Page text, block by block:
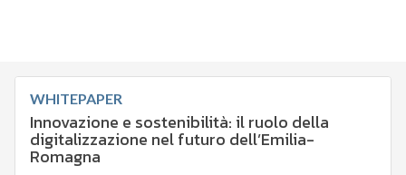
WHITEPAPER
Innovazione e sostenibilità: il ruolo della
digitalizzazione nel futuro dell’Emilia-
Romagna